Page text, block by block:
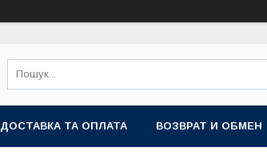
ДОСТАВКА ТА ОПЛАТА ВОЗВРАТ И ОБМЕН